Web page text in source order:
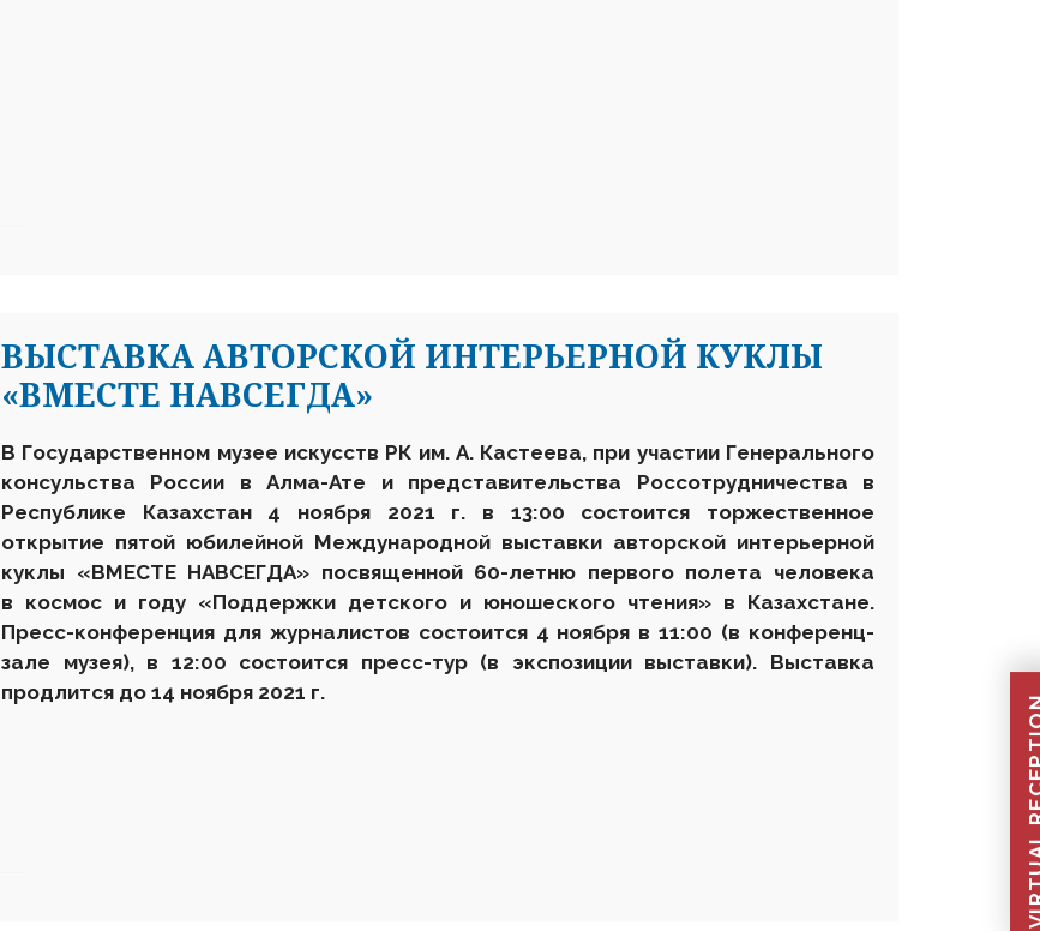
ВЫСТАВКА АВТОРСКОЙ ИНТЕРЬЕРНОЙ КУКЛЫ
«ВМЕСТЕ НАВСЕГДА»
В Государственном музее искусств РК им. А. Кастеева, при участии Генерального
консульства России в Алма-Ате и представительства Россотрудничества в
Республике Казахстан 4 ноября 2021 г. в 13:00 состоится торжественное
открытие пятой юбилейной Международной выставки авторской интерьерной
куклы «ВМЕСТЕ НАВСЕГДА» посвященной 60-летню первого полета человека
в космос и году «Поддержки детского и юношеского чтения» в Казахстане.
Пресс-конференция для журналистов состоится 4 ноября в 11:00 (в конференц-
зале музея), в 12:00 состоится пресс-тур (в экспозиции выставки). Выставка
продлится до 14 ноября 2021 г.